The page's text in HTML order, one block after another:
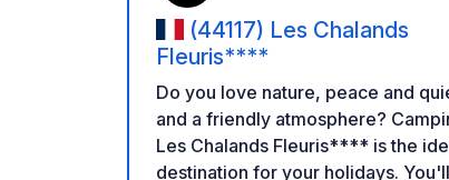
(44117) Les Chalands
Fleuris****
Do you love nature, peace and
and a friendly atmosphere?
Les Chalands Fleuris**** is the
destination for your holidays. You'll